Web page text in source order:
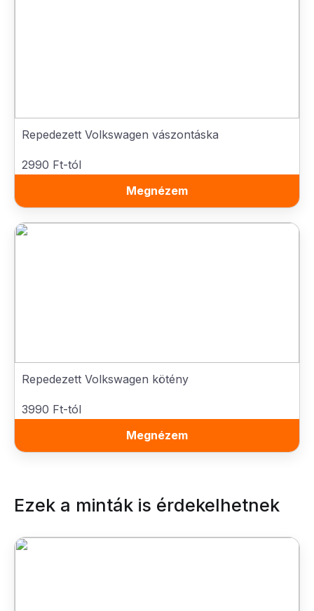
Repedezett Volkswagen vászontáska
2990 Ft-tól
Megnézem
Repedezett Volkswagen kötény
3990 Ft-tól
Megnézem
Ezek a minták is érdekelhetnek